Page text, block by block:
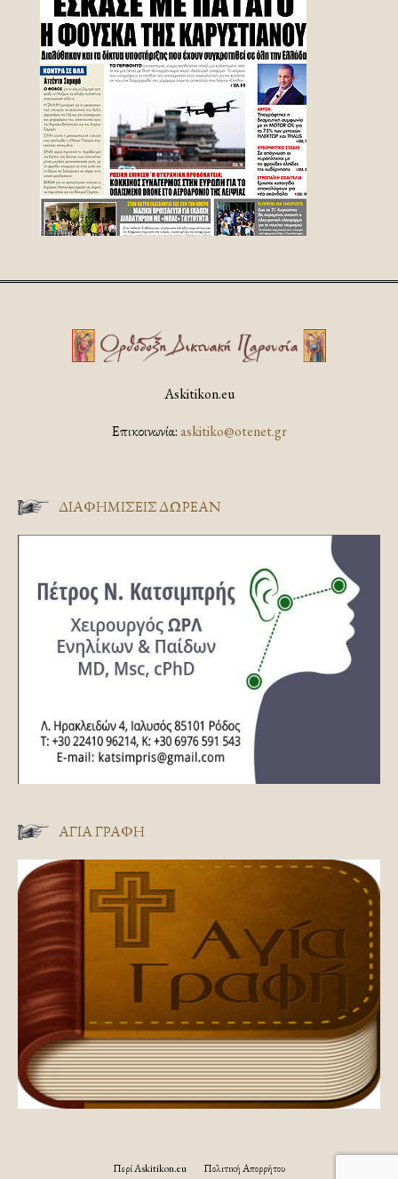
Askitikon.eu
Επικοινωνία:askitiko@otenet.gr
ΔΙΑΦΗΜΊΣΕΙΣ ΔΩΡΕΆΝ
ΑΓΊΑ ΓΡΑΦΉ
Περί Askitikon.eu Πολιτική Απορρήτου